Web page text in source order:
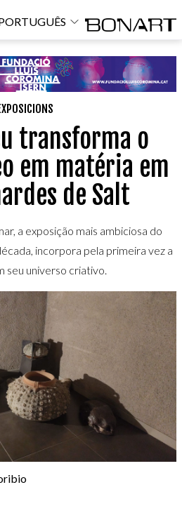
transforma o
em matéria em
de Salt
a exposição mais ambiciosa do
incorpora pela primeira vez a
seu universo criativo.